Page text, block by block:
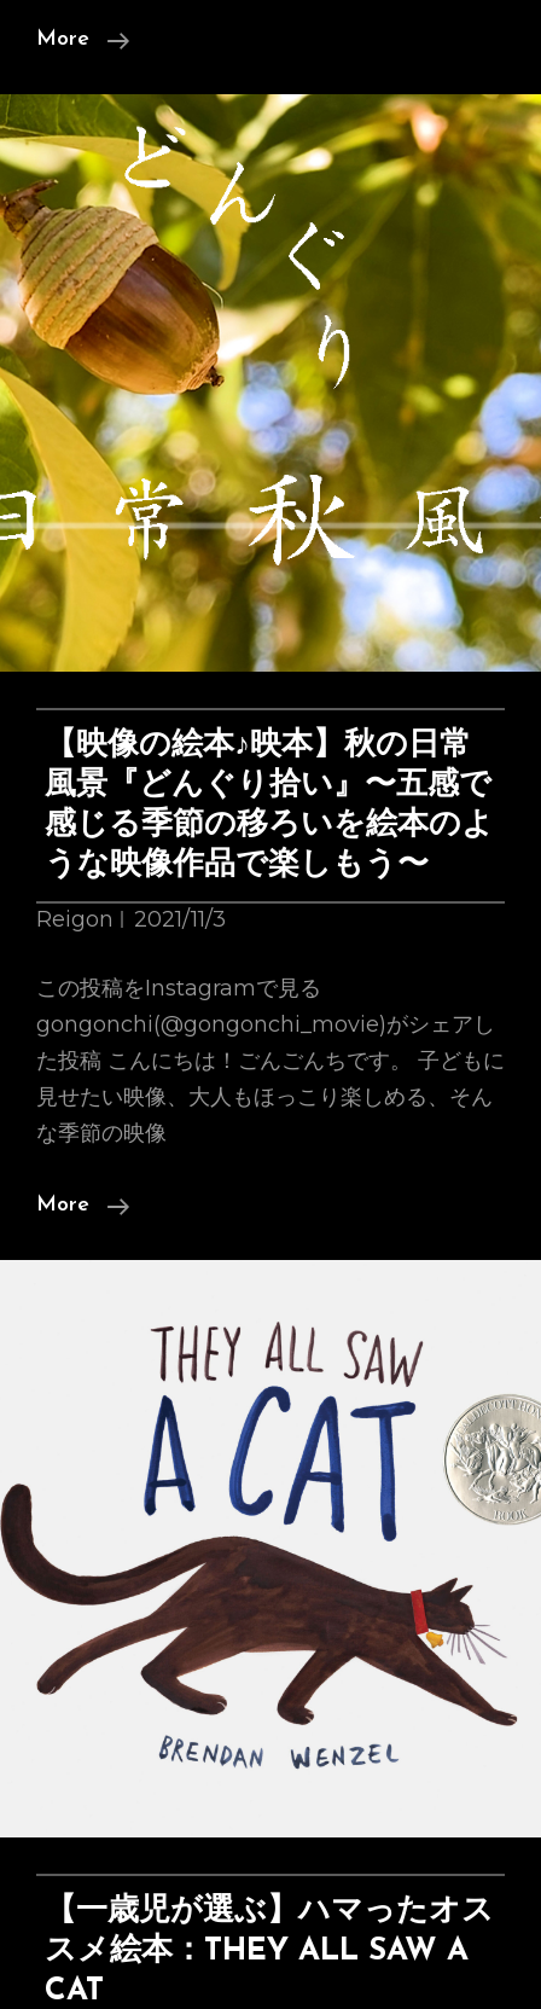
More
【相
大
野
中
央
公
園】
遊
具
の
改
修
工
事：
2021
年
1
日
~15
日
【映像の絵本♪映本】秋の日常
風景『どんぐり拾い』〜五感で
感じる季節の移ろいを絵本のよ
うな映像作品で楽しもう〜
Reigon 2021/11/3
この投稿をInstagramで見る
gongonchi(@gongonchi_movie)がシェアし
た投稿 こんにちは！ごんごんちです。 子どもに
見せたい映像、大人もほっこり楽しめる、そん
な季節の映像
More
【映
本】
秋
日
常
風
景
い』〜
五
感
【一歳児が選ぶ】ハマったオス
スメ絵本：THEY ALL SAW A
CAT